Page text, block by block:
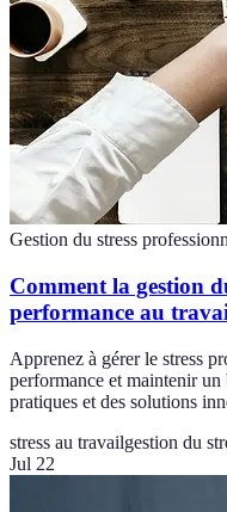
Gestion du stress
Comment la gestion
performance au
Apprenez à gérer le stress
performance et maintenir
pratiques et des solutions
stress au travailgestion du
Jul 22